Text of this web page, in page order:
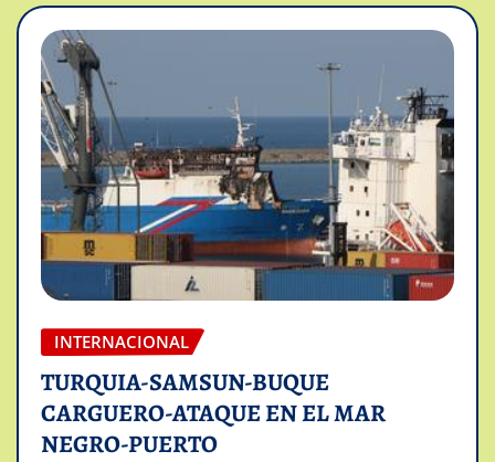
INTERNACIONAL
TURQUIA-SAMSUN-BUQUE
CARGUERO-ATAQUE EN EL MAR
NEGRO-PUERTO